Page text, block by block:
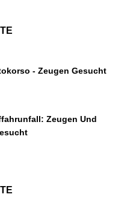
- Zeugen Gesucht
Zeugen Und